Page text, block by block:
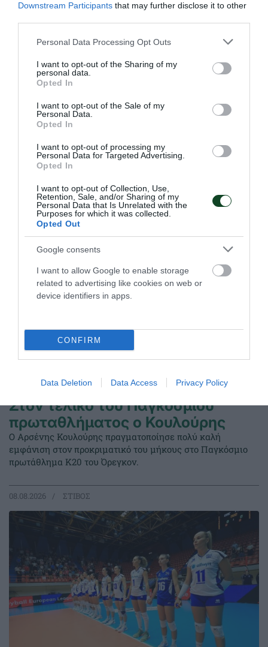
Downstream Participants that may further disclose it to other
Please note that this website/app uses one or more Google
not limited to your visit or usage behaviour. You may click to
grant or deny consent to Google and its third-party tags to
use your data for below specified purposes in below Google
consent section.
Personal Data Processing Opt Outs
I want to opt-out of the Sharing of my
personal data.
Opted In
I want to opt-out of the Sale of my
Personal Data.
Opted In
I want to opt-out of processing my
Personal Data for Targeted Advertising.
Opted In
I want to opt-out of Collection, Use,
Retention, Sale, and/or Sharing of my
Personal Data that Is Unrelated with the
Purposes for which it was collected.
Opted Out
Google consents
I want to allow Google to enable storage
related to advertising like cookies on web or
device identifiers in apps.
CONFIRM
Data Deletion Data Access Privacy Policy
Πρώτος και στα μετάλλια ο
Παναθηναϊκός!
Ελλάδας στις γυναίκες Παναθηναϊκός είναι ο πολυνίκης
σύλλογος της χώρας στον ανοικτό στίβο, στον άτυπο πίνακα
με τα κερδισμένα μετάλλια!
27.07.2026 ΣΤΙΒΟΣ
ΤΕΛΕΥΤΑΙΑ ΝΕΑ
Στον τελικό του Παγκοσμίου
πρωταθλήματος ο Κουλούρης
Ο Αρσένης Κουλούρης πραγματοποίησε πολύ καλή
εμφάνιση στον προκριματικό του μήκους στο Παγκόσμιο
πρωτάθλημα Κ20 του Όρεγκον.
08.08.2026 ΣΤΙΒΟΣ